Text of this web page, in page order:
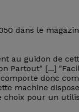
dans le
au guidon de
Partout" [...]
comporte donc
machine
choix pour un